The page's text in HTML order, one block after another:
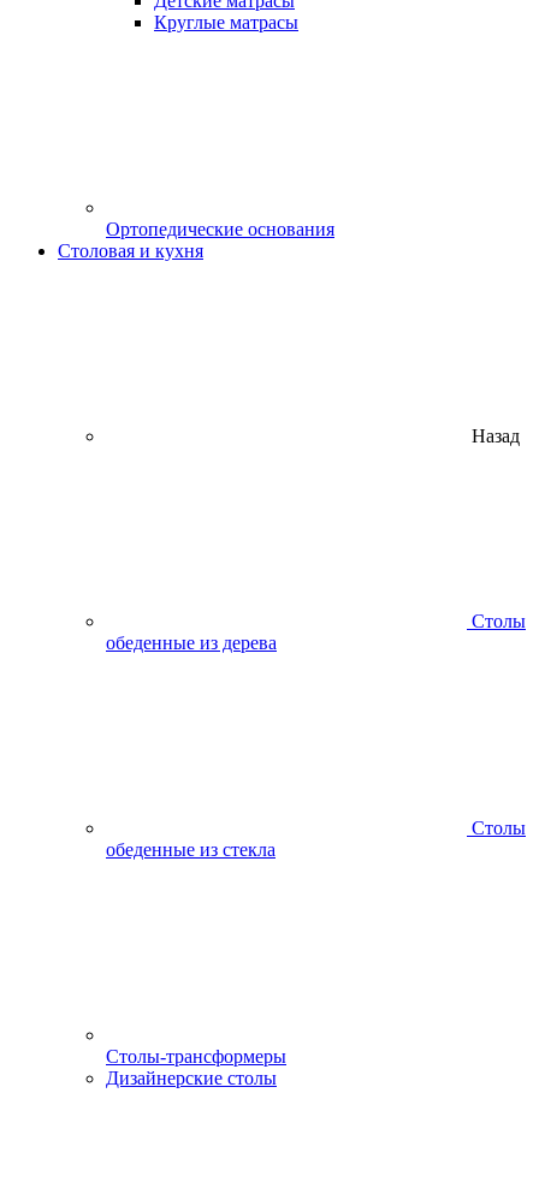
Круглые матрасы
Ортопедические основания
Столовая и кухня
Назад
Столы
обеденные из дерева
Столы
обеденные из стекла
Столы-трансформеры
Дизайнерские столы